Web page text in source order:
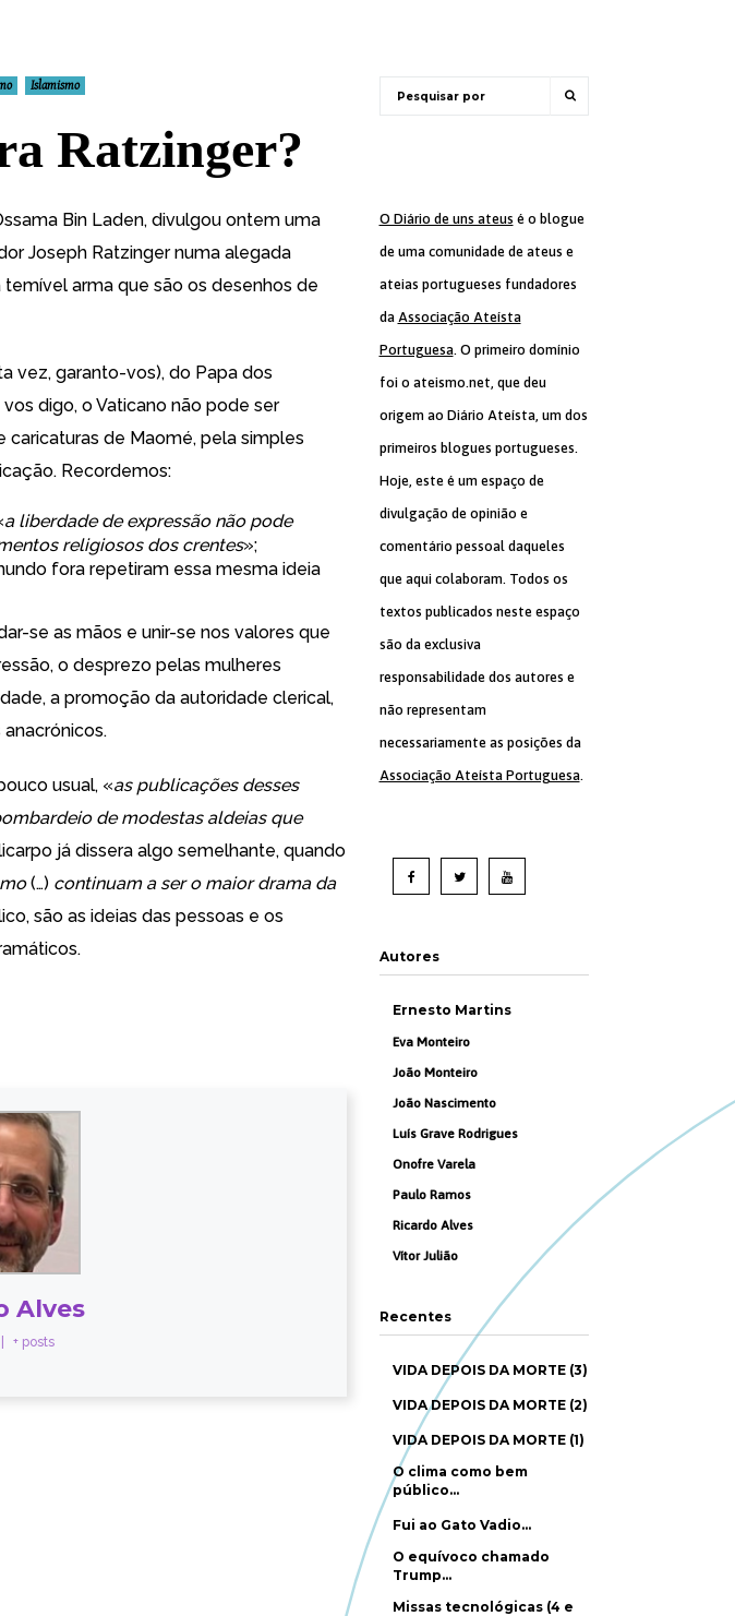
Islamismo
Ratzinger?
Bin Laden, divulgou ontem uma
Joseph Ratzinger numa alegada
arma que são os desenhos de
vez, garanto-vos), do Papa dos
digo, o Vaticano não pode ser
de Maomé, pela simples
Recordemos:
a liberdade de expressão não pode
religiosos dos crentes»;
fora repetiram essa mesma ideia
se as mãos e unir-se nos valores que
o desprezo pelas mulheres
a promoção da autoridade clerical,
usual, «as publicações desses
de modestas aldeias que
já dissera algo semelhante, quando
(…) continuam a ser o maior drama da
são as ideias das pessoas e os
Alves
+ posts
O Diário de uns ateus é o blogue
de uma comunidade de ateus e
ateias portugueses fundadores
da Associação Ateísta
Portuguesa. O primeiro domínio
foi o ateismo.net, que deu
origem ao Diário Ateísta, um dos
primeiros blogues portugueses.
Hoje, este é um espaço de
divulgação de opinião e
comentário pessoal daqueles
que aqui colaboram. Todos os
textos publicados neste espaço
são da exclusiva
responsabilidade dos autores e
não representam
necessariamente as posições da
Associação Ateísta Portuguesa.
Autores
Ernesto Martins
Eva Monteiro
João Monteiro
João Nascimento
Luís Grave Rodrigues
Onofre Varela
Paulo Ramos
Ricardo Alves
Vítor Julião
Recentes
VIDA DEPOIS DA MORTE (3)
VIDA DEPOIS DA MORTE (2)
VIDA DEPOIS DA MORTE (1)
O clima como bem
público…
Fui ao Gato Vadio…
O equívoco chamado
Trump…
Missas tecnológicas (4 e